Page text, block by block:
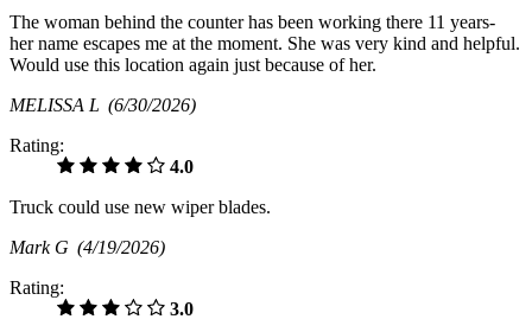
The woman behind the counter has been working there 11 years-
her name escapes me at the moment. She was very kind and helpful.
Would use this location again just because of her.
MELISSA L (6/30/2026)
Rating:
4.0
Truck could use new wiper blades.
Mark G (4/19/2026)
Rating:
3.0